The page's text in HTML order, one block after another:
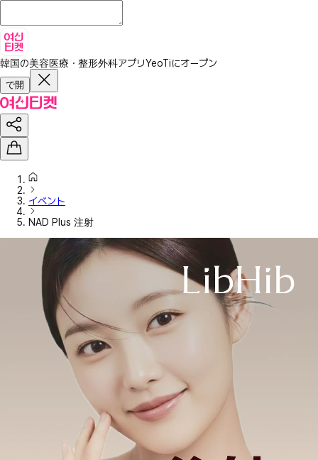
韓国の美容医療・整形外科アプリYeoTiにオープン
で開
イベント
NAD Plus 注射